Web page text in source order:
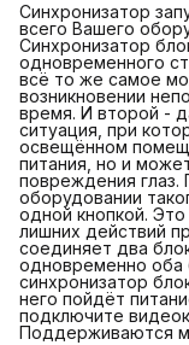
Синхронизатор
всего Вашего
Синхронизатор
одновременного
всё то же самое
возникновении
время. И второй -
ситуация, при
освещённом
питания, но и
повреждения глаз.
оборудовании
одной кнопкой.
лишних действий
соединяет два
одновременно оба
синхронизатор
него пойдёт
подключите
Поддерживаются